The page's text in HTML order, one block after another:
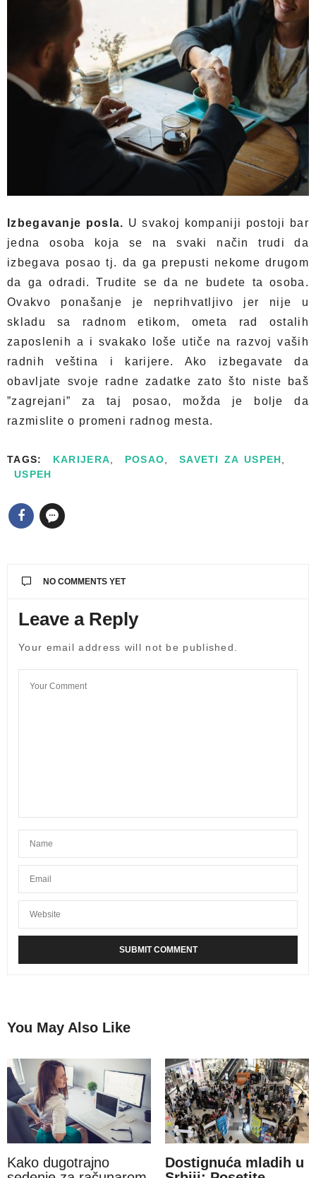
Izbegavanje posla. U svakoj kompaniji postoji bar
jedna osoba koja se na svaki način trudi da
izbegava posao tj. da ga prepusti nekome drugom
da ga odradi. Trudite se da ne budete ta osoba.
Ovakvo ponašanje je neprihvatljivo jer nije u
skladu sa radnom etikom, ometa rad ostalih
zaposlenih a i svakako loše utiče na razvoj vaših
radnih veština i karijere. Ako izbegavate da
obavljate svoje radne zadatke zato što niste baš
”zagrejani” za taj posao, možda je bolje da
razmislite o promeni radnog mesta.
TAGS: KARIJERA POSAO SAVETI ZA USPEH
USPEH
NO COMMENTS YET
Leave a Reply
Your email address will not be published.
You May Also Like
Kako dugotrajno
Dostignuća mladih u